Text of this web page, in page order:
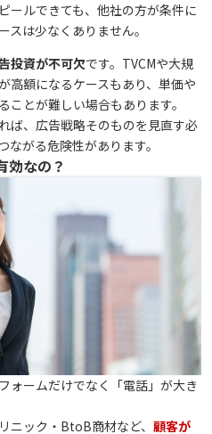
ールできても、他社の方が条件に
は少なくありません。
投資が不可欠です。TVCMや大規
高額になるケースもあり、単価や
とが難しい場合もあります。
ば、広告戦略そのものを見直す必
がる危険性があります。
効なの？
ォームだけでなく「電話」が大き
ニック・BtoB商材など、 顧客が